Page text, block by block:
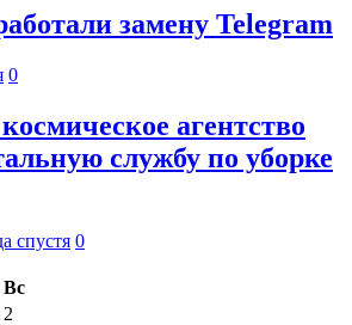
замену Telegram
0
агентство
службу по уборке
спустя 0
Вс
2